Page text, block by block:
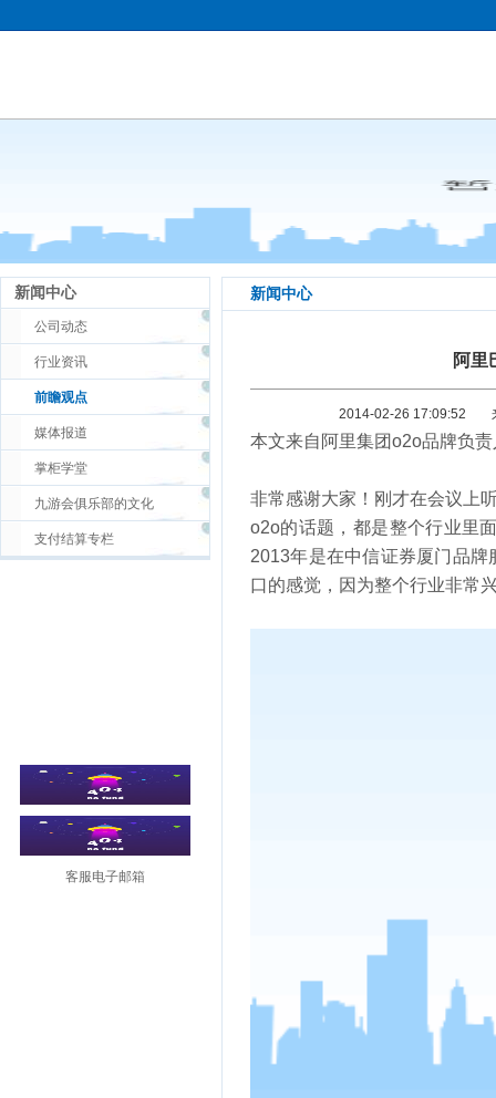
新闻中心
公司动态
行业资讯
前瞻观点
媒体报道
掌柜学堂
九游会俱乐部的文化
支付结算专栏
客服电子邮箱
新闻中心
阿里
2014-02-26 17:09:52
本文来自阿里集团o2o品牌负
非常感谢大家！刚才在会议上
o2o的话题，都是整个行业里
2013年是在中信证券厦门品
口的感觉，因为整个行业非常